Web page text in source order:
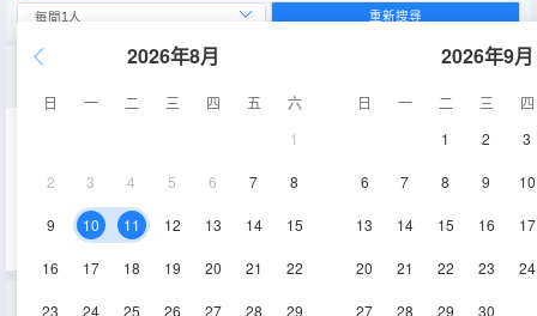
2026年8月
日 一 二 三 四 五
六
1
2 3 4 5 6 7 8
9 10 11 12 13 14 15
16 17 18 19 20 21 22
23 24 25 26 27 28 29
2026年9月
日 一 二 三
四
1
2 3
6 7 8 9 10
13 14 15 16 17
20 21 22 23 24
27 28 29 30
重新搜尋
空調